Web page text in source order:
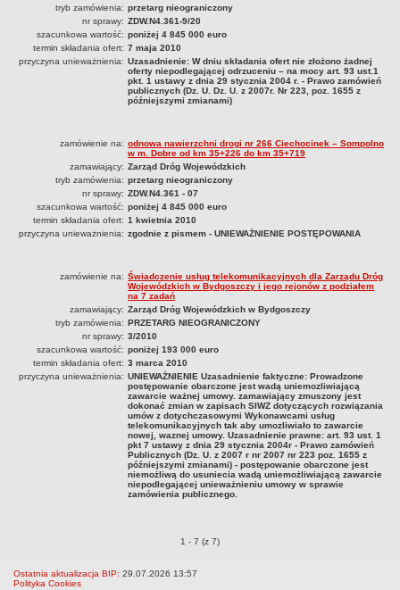
PLAN ZAMÓWIEŃ PUBLICZNYCH NA ROK 2019
PLAN ZAMÓWIEŃ PUBLICZNYCH - POWYŻEJ 130 TYS. NETTO
2022
2022
2023
2024
OGŁOSZENIA O ZAMIARZE ZAWARCIA UMOWY / ZAWARCIU UMOWY
OGŁOSZENIA O SPRZEDAŻY
tryb zamówienia: przetarg nieograniczony
nr sprawy: ZDW.N4.361-9/20
szacunkowa wartość: poniżej 4 845 000 euro
termin składania ofert: 7 maja 2010
przyczyna unieważnienia: Uzasadnienie: W dniu składania ofert nie złożono żadnej
oferty niepodlegającej odrzuceniu – na mocy art. 93 ust.1
pkt. 1 ustawy z dnia 29 stycznia 2004 r. - Prawo zamówień
publicznych (Dz. U. Dz. U. z 2007r. Nr 223, poz. 1655 z
późniejszymi zmianami)
zamówienie na: odnowa nawierzchni drogi nr 266 Ciechocinek – Sompolno
w m. Dobre od km 35+226 do km 35+719
zamawiający: Zarząd Dróg Wojewódzkich
tryb zamówienia: przetarg nieograniczony
nr sprawy: ZDW.N4.361 - 07
szacunkowa wartość: poniżej 4 845 000 euro
termin składania ofert: 1 kwietnia 2010
przyczyna unieważnienia: zgodnie z pismem - UNIEWAŻNIENIE POSTĘPOWANIA
zamówienie na: Świadczenie usług telekomunikacyjnych dla Zarządu Dróg
Wojewódzkich w Bydgoszczy i jego rejonów z podziałem
na 7 zadań
zamawiający: Zarząd Dróg Wojewódzkich w Bydgoszczy
tryb zamówienia: PRZETARG NIEOGRANICZONY
nr sprawy: 3/2010
szacunkowa wartość: poniżej 193 000 euro
termin składania ofert: 3 marca 2010
przyczyna unieważnienia: UNIEWAŻNIENIE Uzasadnienie faktyczne: Prowadzone
postępowanie obarczone jest wadą uniemozliwiającą
zawarcie ważnej umowy. zamawiający zmuszony jest
dokonać zmian w zapisach SIWZ dotyczących rozwiązania
umów z dotychczasowymi Wykonawcami usług
telekomunikacyjnych tak aby umozliwiało to zawarcie
nowej, waznej umowy. Uzasadnienie prawne: art. 93 ust. 1
pkt 7 ustawy z dnia 29 stycznia 2004r - Prawo zamówień
Publicznych (Dz. U. z 2007 r nr 2007 nr 223 poz. 1655 z
późniejszymi zmianami) - postępowanie obarczone jest
niemożliwą do usuniecia wadą uniemożliwiającą zawarcie
niepodlegającej unieważnieniu umowy w sprawie
zamówienia publicznego.
Zamówienia publiczne o pozycjach
1 - 7 (z 7)
Ostatnia aktualizacja BIP: 29.07.2026 13:57
Polityka Cookies